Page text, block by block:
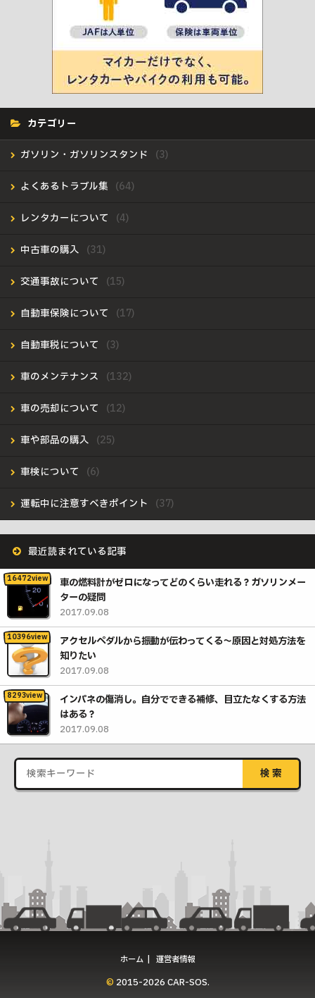
カテゴリー
ガソリン・ガソリンスタンド
よくあるトラブル集
レンタカーについて
中古車の購入
交通事故について
自動車保険について
自動車税について
車のメンテナンス
車の売却について
車や部品の購入
車検について
運転中に注意すべきポイント
最近読まれている記事
車の燃料計がゼロになってどのくらい走れる？ガソリンメー
ターの疑問
2017.09.08
アクセルペダルから振動が伝わってくる〜原因と対処方法を
知りたい
2017.09.08
インパネの傷消し。自分でできる補修、目立たなくする方法
はある？
2017.09.08
ホーム 運営者情報
© 2015-2026 CAR-SOS.